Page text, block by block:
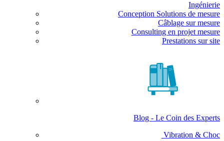
Ingénierie
Conception Solutions de mesure
Câblage sur mesure
Consulting en projet mesure
Prestations sur site
Blog - Le Coin des Experts
Vibration & Choc